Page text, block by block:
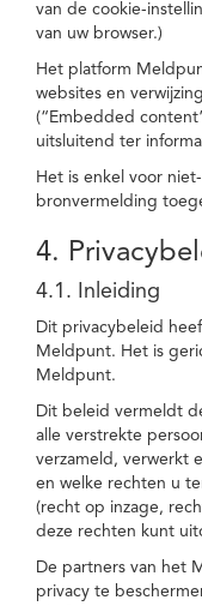
van de cookie-
van uw browser.)
Het platform
websites en
(“Embedded
uitsluitend ter
Het is enkel voor
bronvermelding
4.
4.1. Inleiding
Dit privacybeleid
Meldpunt. Het is
Meldpunt.
Dit beleid vermeldt
alle verstrekte
verzameld, verwerkt
en welke rechten u
(recht op inzage,
deze rechten kunt
De partners van het
privacy te